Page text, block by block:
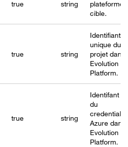
true string
plateforme
cible.
true string
Identifiant
unique du
projet dans
Evolution
Platform.
true string
Identifant
du
credential
Azure dans
Evolution
Platform.